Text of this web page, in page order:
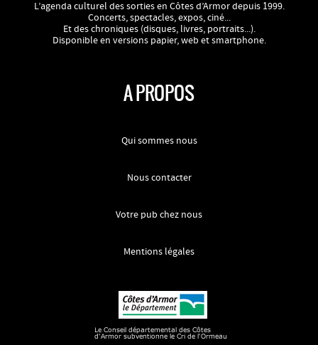
L’agenda culturel des sorties en Côtes d’Armor depuis 1999.
Concerts, spectacles, expos, ciné...
Et des chroniques (disques, livres, portraits...).
Disponible en versions papier, web et smartphone.
A PROPOS
Qui sommes nous
Nous contacter
Votre pub chez nous
Mentions légales